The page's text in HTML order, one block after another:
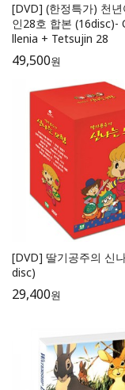
[DVD] (한정특가) 천
인28호 합본 (16disc)-
llenia + Tetsujin 28
49,500원
[DVD] 딸기공주의 신
disc)
29,400원